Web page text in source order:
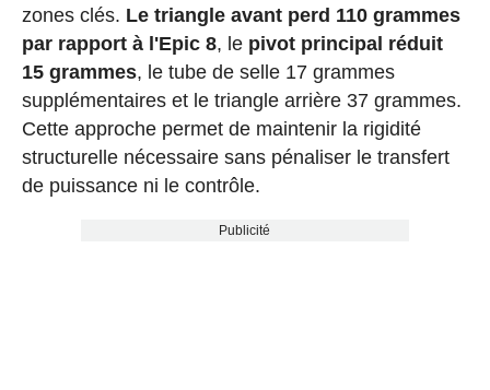
zones clés. Le triangle avant perd 110 grammes
par rapport à l'Epic 8, lepivot principal réduit
15 grammes, le tube de selle 17 grammes
supplémentaires et le triangle arrière 37 grammes.
Cette approche permet de maintenir la rigidité
structurelle nécessaire sans pénaliser le transfert
de puissance ni le contrôle.
Publicité